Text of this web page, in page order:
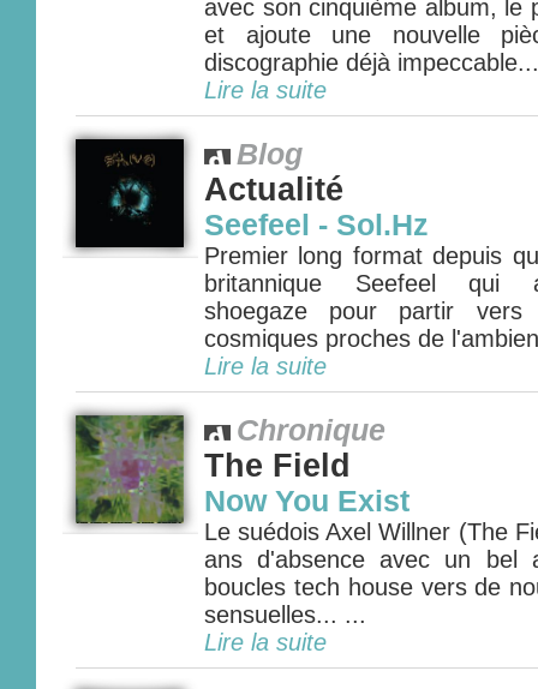
avec son cinquième album, le
et ajoute une nouvelle
discographie déjà
Lire la suite
Blog
Actualité
Seefeel - Sol.Hz
Premier long format depuis
britannique Seefeel qui
shoegaze pour partir
cosmiques proches de
Lire la suite
Chronique
The Field
Now You Exist
Le suédois Axel Willner (The
ans d'absence avec un bel
boucles tech house vers de
sensuelles... ...
Lire la suite